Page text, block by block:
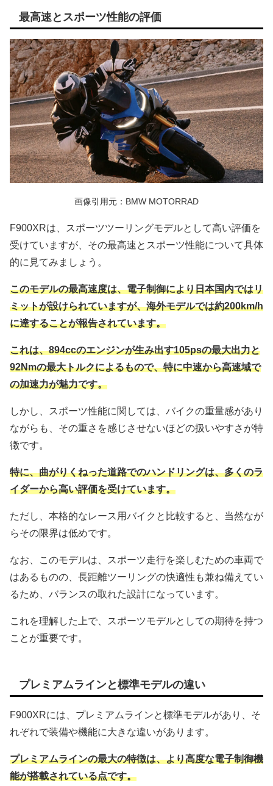
最高速とスポーツ性能の評価
画像引用元：BMW MOTORRAD
F900XRは、スポーツツーリングモデルとして高い評価を
受けていますが、その最高速とスポーツ性能について具体
的に見てみましょう。
このモデルの最高速度は、電子制御により日本国内ではリ
ミットが設けられていますが、海外モデルでは約200km/h
に達することが報告されています。
これは、894ccのエンジンが生み出す105psの最大出力と
92Nmの最大トルクによるもので、特に中速から高速域で
の加速力が魅力です。
しかし、スポーツ性能に関しては、バイクの重量感があり
ながらも、その重さを感じさせないほどの扱いやすさが特
徴です。
特に、曲がりくねった道路でのハンドリングは、多くのラ
イダーから高い評価を受けています。
ただし、本格的なレース用バイクと比較すると、当然なが
らその限界は低めです。
なお、このモデルは、スポーツ走行を楽しむための車両で
はあるものの、長距離ツーリングの快適性も兼ね備えてい
るため、バランスの取れた設計になっています。
これを理解した上で、スポーツモデルとしての期待を持つ
ことが重要です。
プレミアムラインと標準モデルの違い
F900XRには、プレミアムラインと標準モデルがあり、そ
れぞれで装備や機能に大きな違いがあります。
プレミアムラインの最大の特徴は、より高度な電子制御機
能が搭載されている点です。